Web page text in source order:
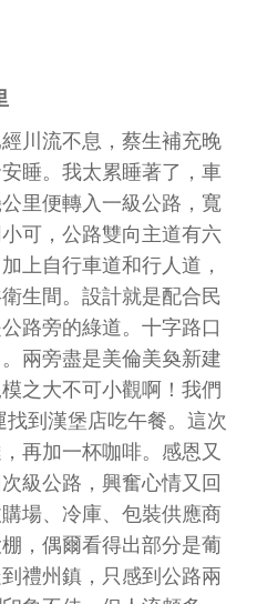
川流不息，蔡生補充晚
睡。我太累睡著了，車
里便轉入一級公路，寬
可，公路雙向主道有六
上自行車道和行人道，
生間。設計就是配合民
路旁的綠道。十字路口
兩旁盡是美倫美奐新建
之大不可小觀啊！我們
到漢堡店吃午餐。這次
再加一杯咖啡。感恩又
級公路，興奮心情又回
場、冷庫、包裝供應商
，偶爾看得出部分是葡
禮州鎮，只感到公路兩